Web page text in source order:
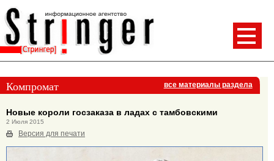
Компромат все материалы раздела
Новые короли госзаказа в ладах с тамбовскими
2 Июля 2015
Версия для печати